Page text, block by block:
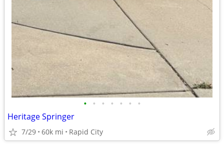
• • • • • • •
Heritage Springer
7/29 60k mi Rapid City